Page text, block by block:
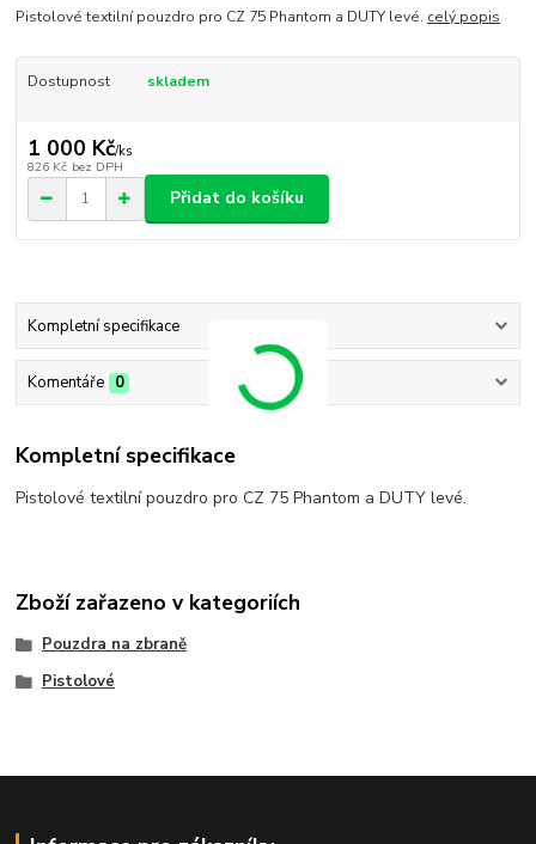
Pistolové textilní pouzdro pro CZ 75 Phantom a DUTY levé. celý popis
Dostupnost skladem
1 000 Kč/ks
826 Kč bez DPH
Přidat do košíku
Kompletní specifikace
Komentáře 0
Kompletní specifikace
Pistolové textilní pouzdro pro CZ 75 Phantom a DUTY levé.
Zboží zařazeno v kategoriích
Pouzdra na zbraně
Pistolové